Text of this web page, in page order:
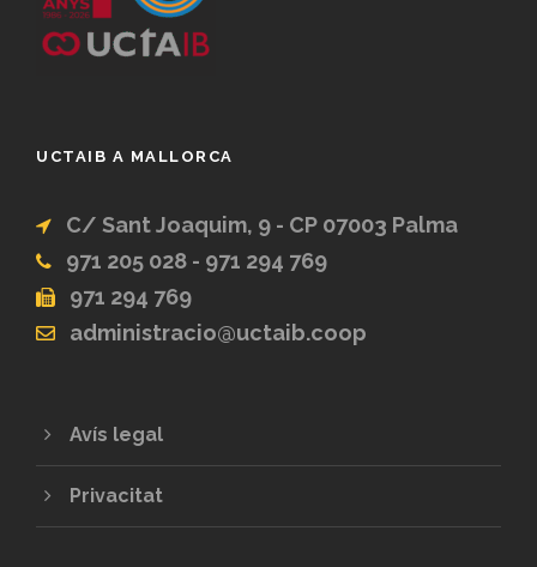
UCTAIB A MALLORCA
C/ Sant Joaquim, 9 - CP 07003 Palma
971 205 028 - 971 294 769
971 294 769
administracio@uctaib.coop
Avís legal
Privacitat